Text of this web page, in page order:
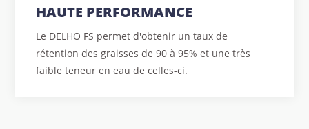
HAUTE PERFORMANCE
Le DELHO FS permet d'obtenir un taux de
rétention des graisses de 90 à 95% et une très
faible teneur en eau de celles-ci.